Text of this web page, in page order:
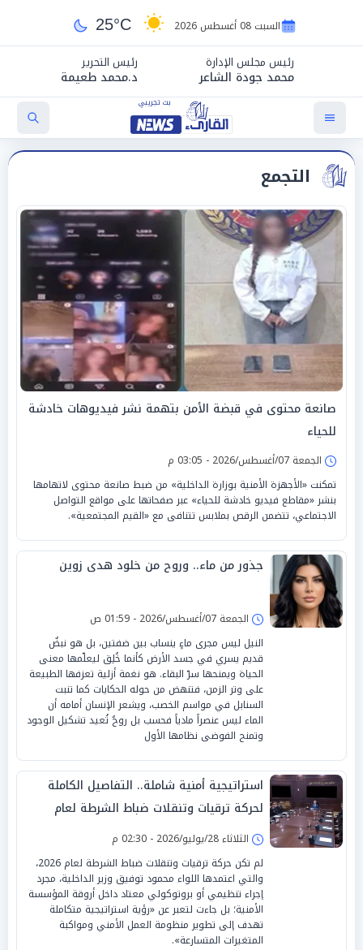
السبت 08 أغسطس 2026 25°C
رئيس مجلس الإدارة
محمد جودة الشاعر
رئيس التحرير
د.محمد طعيمة
التجمع
صانعة محتوى في قبضة الأمن بتهمة نشر فيديوهات خادشة
للحياء
الجمعة 07/أغسطس/2026 - 03:05 م
تمكنت «الأجهزة الأمنية بوزارة الداخلية» من ضبط صانعة محتوى لاتهامها
بنشر «مقاطع فيديو خادشة للحياء» عبر صفحاتها على مواقع التواصل
الاجتماعي، تتضمن الرقص بملابس تتنافى مع «القيم المجتمعية».
جذور من ماء.. وروح من خلود هدى زوين
الجمعة 07/أغسطس/2026 - 01:59 ص
النيل ليس مجرى ماءٍ ينساب بين ضفتين، بل هو نبضٌ
قديم يسري في جسد الأرض كأنما خُلِق ليعلّمها معنى
الحياة ويمنحها سرّ البقاء. هو نغمة أزلية تعزفها الطبيعة
على وتر الزمن، فتنهض من حوله الحكايات كما تنبت
السنابل في مواسم الخصب، ويشعر الإنسان أمامه أن
الماء ليس عنصراً مادياً فحسب بل روحٌ تُعيد تشكيل الوجود
وتمنح الفوضى نظامها الأول
استراتيجية أمنية شاملة.. التفاصيل الكاملة
لحركة ترقيات وتنقلات ضباط الشرطة لعام
2026الثلاثاء 28/يوليو/2026 - 02:30 م
لم تكن حركة ترقيات وتنقلات ضباط الشرطة لعام 2026،
والتي اعتمدها اللواء محمود توفيق وزير الداخلية، مجرد
إجراء تنظيمي أو بروتوكولي معتاد داخل أروقة المؤسسة
الأمنية؛ بل جاءت لتعبر عن «رؤية استراتيجية متكاملة
تهدف إلى تطوير منظومة العمل الأمني ومواكبة
المتغيرات المتسارعة».